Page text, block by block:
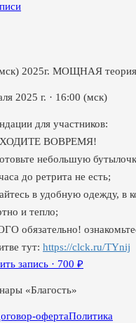
2025г. МОЩНАЯ теория
2025 г. · 16:00 (мск)
для участников:
ВОВРЕМЯ!
небольшую
до ретрита не есть;
в удобную одежду, в
и тепло;
обязательно!
тут: https://clck.ru/TYnij
запись · 700 ₽
«Благость»
офертаПолитика